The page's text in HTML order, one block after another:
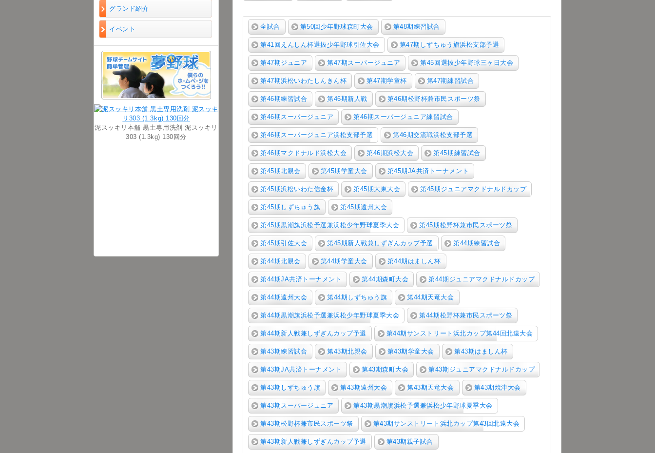
グランド紹介
イベント
泥スッキリ本舗 黒土専用洗剤 泥スッキリ
303 (1.3kg) 130回分
全試合 第50回少年野球森町大会 第48期練習試合
第41回えんしん杯選抜少年野球引佐大会 第47期しずちゅう旗浜松支部予選
第47期ジュニア 第47期スーパージュニア 第45回選抜少年野球三ヶ日大会
第47期浜松いわたしんきん杯 第47期学童杯 第47期練習試合
第46期練習試合 第46期新人戦 第46期松野杯兼市民スポーツ祭
第46期スーパージュニア 第46期スーパージュニア練習試合
第46期スーパージュニア浜松支部予選 第46期交流戦浜松支部予選
第46期マクドナルド浜松大会 第46期浜松大会 第45期練習試合
第45期北親会 第45期学童大会 第45期JA共済トーナメント
第45期浜松いわた信金杯 第45期大東大会 第45期ジュニアマクドナルドカップ
第45期しずちゅう旗 第45期遠州大会
第45期黒潮旗浜松予選兼浜松少年野球夏季大会 第45期松野杯兼市民スポーツ祭
第45期引佐大会 第45期新人戦兼しずぎんカップ予選 第44期練習試合
第44期北親会 第44期学童大会 第44期はましん杯
第44期JA共済トーナメント 第44期森町大会 第44期ジュニアマクドナルドカップ
第44期遠州大会 第44期しずちゅう旗 第44期天竜大会
第44期黒潮旗浜松予選兼浜松少年野球夏季大会 第44期松野杯兼市民スポーツ祭
第44期新人戦兼しずぎんカップ予選 第44期サンストリート浜北カップ第44回北遠大会
第43期練習試合 第43期北親会 第43期学童大会 第43期はましん杯
第43期JA共済トーナメント 第43期森町大会 第43期ジュニアマクドナルドカップ
第43期しずちゅう旗 第43期遠州大会 第43期天竜大会 第43期焼津大会
第43期スーパージュニア 第43期黒潮旗浜松予選兼浜松少年野球夏季大会
第43期松野杯兼市民スポーツ祭 第43期サンストリート浜北カップ第43回北遠大会
第43期新人戦兼しずぎんカップ予選 第43期親子試合